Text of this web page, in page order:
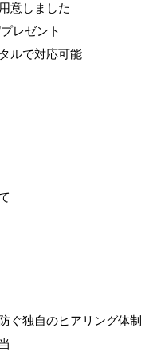
意しました
レゼント
ルで対応可能
ぐ独自のヒアリング体制